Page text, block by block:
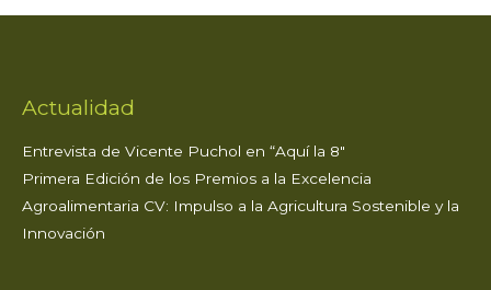
p o
k
n
ti
Actualidad
Entrevista de Vicente Puchol en “Aquí la 8″
Primera Edición de los Premios a la Excelencia
Agroalimentaria CV: Impulso a la Agricultura Sostenible y la
Innovación